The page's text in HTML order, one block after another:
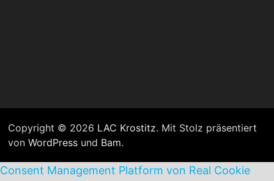
Copyright © 2026 LAC Krostitz. Mit Stolz präsentiert
von WordPressund Bam.
Consent Management Platform von Real Cookie